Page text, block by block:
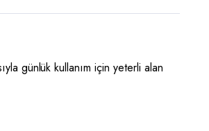
günlük kullanım için yeterli alan